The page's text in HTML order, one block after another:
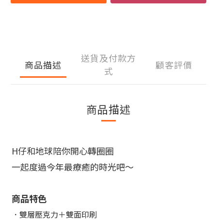
商品描述
送貨及付款方
式
顧客評價
商品描述
H仔和地球陪你開心轉圈圈
一起度過今年最療癒的時光吧～
商品特色
．雙層壓克力＋雙面印刷